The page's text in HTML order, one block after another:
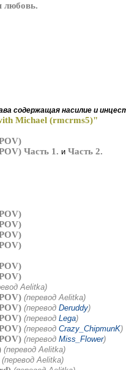
любовь.
содержащая насилие и
Michael (rmcrms5)"
Часть 1. и Часть 2.
Aelitka)
(перевод Aelitka)
(перевод Deruddy)
(перевод Lega)
(перевод Crazy_ChipmunK)
(перевод Miss_Flower)
(перевод Aelitka)
(перевод Aelitka)